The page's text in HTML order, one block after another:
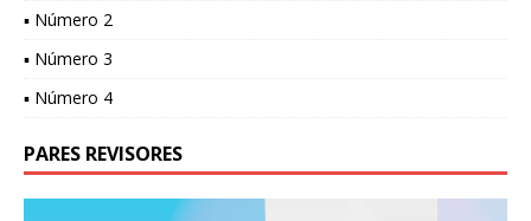
▪ Número 2
▪ Número 3
▪ Número 4
PARES REVISORES